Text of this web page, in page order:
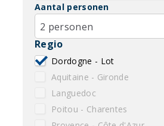
Aantal personen
2 personen
Regio
Dordogne - Lot
Aquitaine - Gironde
Languedoc
Poitou - Charentes